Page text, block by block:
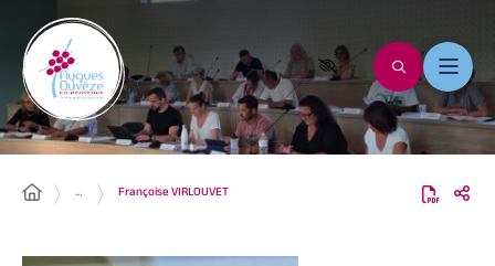
… Françoise VIRLOUVET